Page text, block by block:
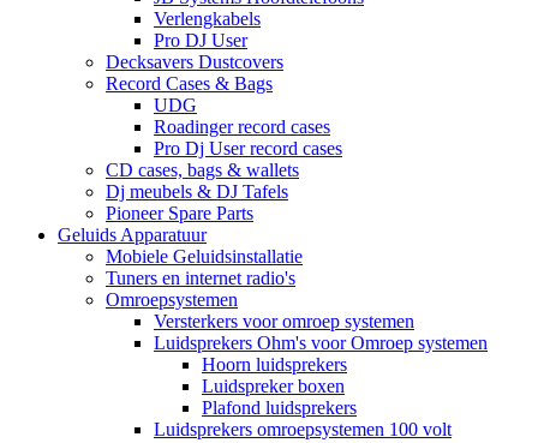
Verlengkabels
Pro DJ User
Decksavers Dustcovers
Record Cases & Bags
UDG
Roadinger record cases
Pro Dj User record cases
CD cases, bags & wallets
Dj meubels & DJ Tafels
Pioneer Spare Parts
Geluids Apparatuur
Mobiele Geluidsinstallatie
Tuners en internet radio's
Omroepsystemen
Versterkers voor omroep systemen
Luidsprekers Ohm's voor Omroep systemen
Hoorn luidsprekers
Luidspreker boxen
Plafond luidsprekers
Luidsprekers omroepsystemen 100 volt